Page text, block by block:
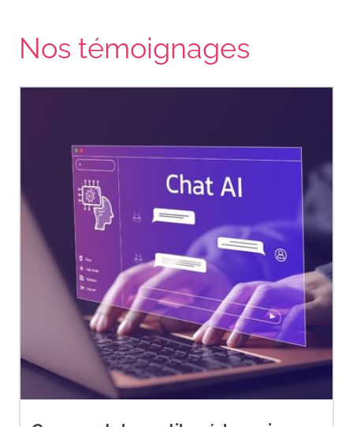
Nos témoignages